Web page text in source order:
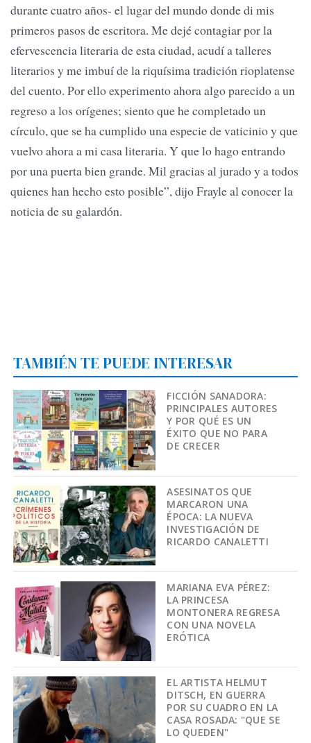
durante cuatro años- el lugar del mundo donde di mis
primeros pasos de escritora. Me dejé contagiar por la
efervescencia literaria de esta ciudad, acudí a talleres
literarios y me imbuí de la riquísima tradición rioplatense
del cuento. Por ello experimento ahora algo parecido a un
regreso a los orígenes; siento que he completado un
círculo, que se ha cumplido una especie de vaticinio y que
vuelvo ahora a mi casa literaria. Y que lo hago entrando
por una puerta bien grande. Mil gracias al jurado y a todos
quienes han hecho esto posible”, dijo Frayle al conocer la
noticia de su galardón.
TAMBIÉN TE PUEDE INTERESAR
FICCIÓN SANADORA:
PRINCIPALES AUTORES
Y POR QUÉ ES UN
ÉXITO QUE NO PARA
DE CRECER
ASESINATOS QUE
MARCARON UNA
ÉPOCA: LA NUEVA
INVESTIGACIÓN DE
RICARDO CANALETTI
MARIANA EVA PÉREZ:
LA PRINCESA
MONTONERA REGRESA
CON UNA NOVELA
ERÓTICA
EL ARTISTA HELMUT
DITSCH, EN GUERRA
POR SU CUADRO EN LA
CASA ROSADA: "QUE SE
LO QUEDEN"